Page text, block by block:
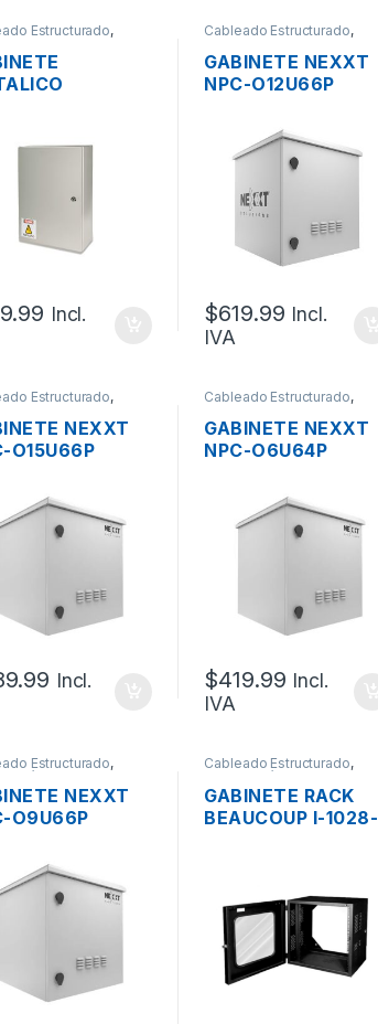
Estructurado,
Incl.
Cableado Estructurado,
GABINETE NEXXT
NPC-O12U66P
GALVANIZADO
SOPORTE PESADO
MONTAJE POSTE
60X64X45CM 2
VENTILADORES +
TERMOSTATO +
$619.99 Incl.
IVA
Estructurado,
NEXXT
O15U66P
PESADO
+
+
Incl.
Cableado Estructurado,
GABINETE NEXXT
NPC-O6U64P
GALVANIZADO
SOPORTE PESADO
VENTILADORES +
TERMOSTATO +
$419.99 Incl.
IVA
Estructurado,
NEXXT
O9U66P
PESADO
+
+
Cableado Estructurado,
Metalmecánicos
GABINETE RACK
BEAUCOUP I-1028-